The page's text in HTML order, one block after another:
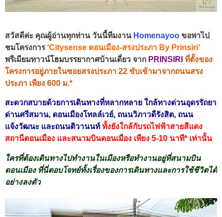
สวัสดีค่ะ คุณผู้อ่านทุกท่าน วันนี้ทีมงาน Homenayoo ขอพาไป
ชมโครงการ‘Citysense ดอนเมือง-สรงประภา By Prinsiri‘
พรีเมียมทาวน์โฮมบรรยากาศบ้านเดี่ยว จาก PRINSIRI ที่ตั้งของ
โครงการอยู่ภายในซอยสรงประภา 22 ขับเข้ามาจากถนนสรง
ประภา เพียง 600 ม.*
สะดวกสบายด้วยการเดินทางที่หลากหลาย ใกล้ทางด่วนอุดรรัถยา
ด่านศรีสมาน, ดอนเมืองโทลล์เวย์, ถนนวิภาวดีรังสิต, ถนน
แจ้งวัฒนะ และถนนติวานนท์ ทั้งยังใกล้กับรถไฟฟ้าสายสีแดง
สถานีดอนเมือง และสนามบินดอนเมือง เพียง 5-10 นาที* เท่านั้น
ใครที่ต้องเดินทางไปทำงานในเมืองหรือทำงานอยู่ที่สนามบิน
ดอนเมือง ที่นี่ตอบโจทย์ทั้งเรื่องของการเดินทางและการใช้ชีวิตได้
อย่างลงตัว